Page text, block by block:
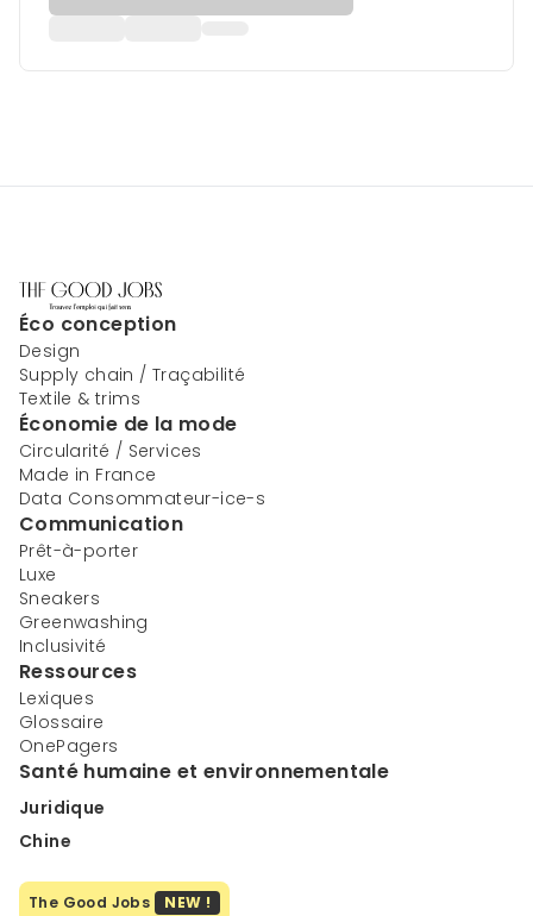
Éco conception
Design
Supply chain / Traçabilité
Textile & trims
Économie de la mode
Circularité / Services
Made in France
Data Consommateur-ice-s
Communication
Prêt-à-porter
Luxe
Sneakers
Greenwashing
Inclusivité
Ressources
Lexiques
Glossaire
OnePagers
Santé humaine et environnementale
Juridique
Chine
The Good Jobs NEW !